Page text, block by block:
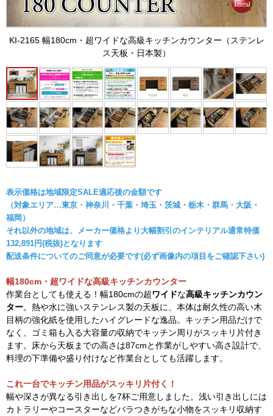
KI-2165 幅180cm・超ワイドな高級キッチンカウンター（ステンレ
ス天板・日本製）
表示価格は地域限定SALE適応後の金額です
（対象エリア…東京・神奈川・千葉・埼玉・茨城・栃木・群馬・大阪・
福岡）
それ以外の地域は、メーカー価格より大幅割引のインテリアル通常特価
132,891円(税抜)となります
配送条件についてのご同意が必要です(必ず画像内の項目をご確認下さい)
幅180cm・超ワイドな高級キッチンカウンター
作業台としても使える！幅180cmの超ワイドな高級キッチンカウン
ター。熱や水に強いステンレス製の天板に、本体は耐久性の高い木
目柄の強化紙を使用したハイグレードな逸品。キッチン用品だけで
なく、ゴミ箱も入る大容量の収納でキッチン周りがスッキリ片付き
ます。床から天板までの高さは87cmと作業がしやすい高さ設計で、
料理の下準備や盛り付けなど作業台としても活躍します。
これ一台でキッチン用品がスッキリ片付く！
幅や深さが異なる引き出しを7杯ご用意しました。浅い引き出しには
カトラリーやコースターなどバラつきがちな小物をスッキリ収納す